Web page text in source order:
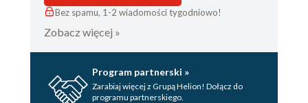
Bez spamu, 1-2 wiadomości tygodniowo!
Zobacz więcej »
Program partnerski »
Zarabiaj więcej z Grupą Helion! Dołącz do
programu partnerskiego.